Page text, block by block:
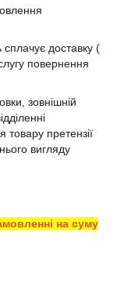
доставку (
повернення
зовнішній
товару претензії
вигляду
на суму